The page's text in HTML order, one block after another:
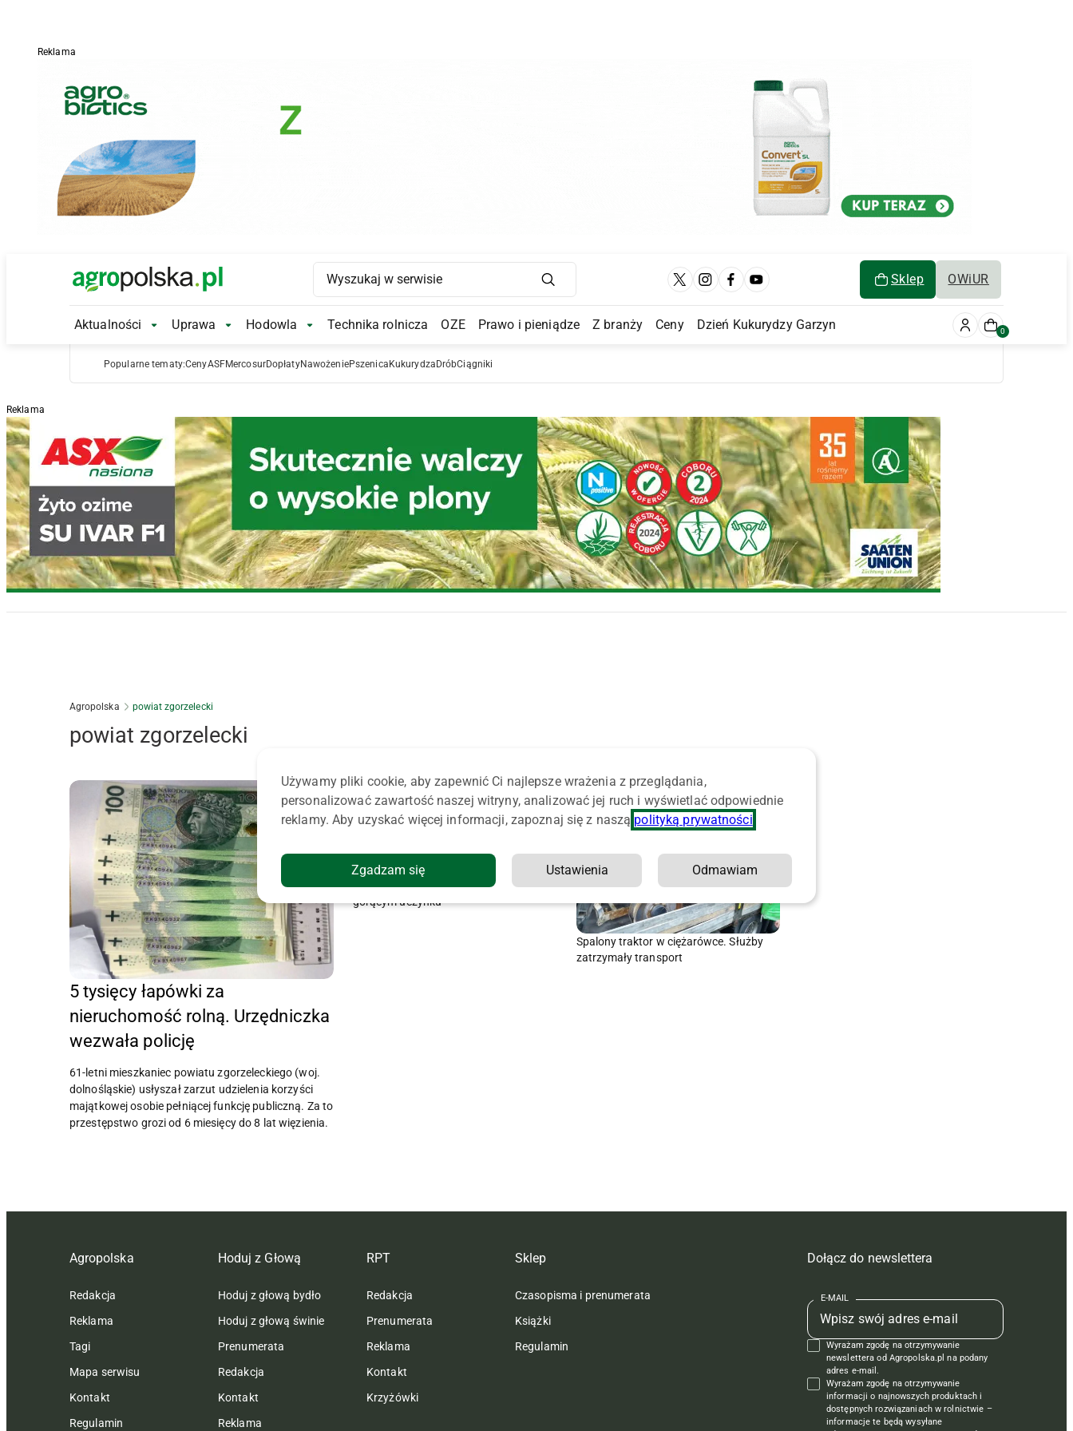
Reklama
Main Logo Sklep OWiUR
Main Navigation
Aktualności Aktualności Submenu
Uprawa Uprawa Submenu
Hodowla Hodowla Submenu
Technika rolnicza OZE Prawo i pieniądze Z branży Ceny Dzień Kukurydzy Garzyn 0
Popularne tematy:CenyASFMercosurDopłatyNawożeniePszenica Kukurydza DróbCiągniki
Reklama
Agropolska powiat zgorzelecki
powiat zgorzelecki
5 tysięcy łapówki za
nieruchomość rolną. Urzędniczka
wezwała policję
61-letni mieszkaniec powiatu zgorzeleckiego (woj.
dolnośląskie) usłyszał zarzut udzielenia korzyści
majątkowej osobie pełniącej funkcję publiczną. Za to
przestępstwo grozi od 6 miesięcy do 8 lat więzienia.
Złodziej ogrodzenia zatrzymany na
gorącym uczynku
Spalony traktor w ciężarówce. Służby
zatrzymały transport
Agropolska
Redakcja
Reklama
Tagi
Mapa serwisu
Kontakt
Regulamin
Hoduj z Głową
Hoduj z głową bydło
Hoduj z głową świnie
Prenumerata
Redakcja
Kontakt
Reklama
RPT
Redakcja
Prenumerata
Reklama
Kontakt
Krzyżówki
Sklep
Czasopisma i prenumerata
Książki
Regulamin
Dołącz do newslettera
E-MAIL
Wyrażam zgodę na otrzymywanie
newslettera od Agropolska.pl na podany
adres e-mail.
Wyrażam zgodę na otrzymywanie
informacji o najnowszych produktach i
dostępnych rozwiązaniach w rolnictwie –
informacje te będą wysyłane
Używamy pliki cookie, aby zapewnić Ci najlepsze wrażenia z przeglądania,
personalizować zawartość naszej witryny, analizować jej ruch i wyświetlać odpowiednie
reklamy. Aby uzyskać więcej informacji, zapoznaj się z naszą polityką prywatności
Zgadzam się Ustawienia Odmawiam